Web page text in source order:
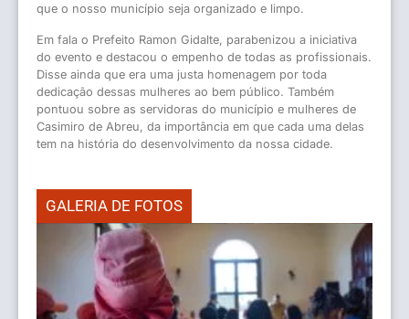
que o nosso município seja organizado e limpo.
Em fala o Prefeito Ramon Gidalte, parabenizou a iniciativa
do evento e destacou o empenho de todas as profissionais.
Disse ainda que era uma justa homenagem por toda
dedicação dessas mulheres ao bem público. Também
pontuou sobre as servidoras do município e mulheres de
Casimiro de Abreu, da importância em que cada uma delas
tem na história do desenvolvimento da nossa cidade.
GALERIA DE FOTOS